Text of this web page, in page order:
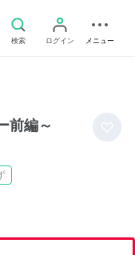
検索
ログイン メニュー
前編～